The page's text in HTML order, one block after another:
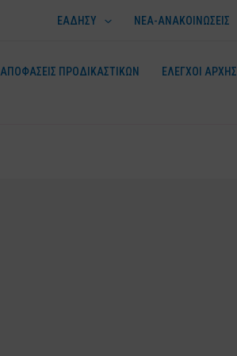
ΕΑΔΗΣΥ ΝΕΑ-ΑΝΑΚΟΙΝΩΣΕΙΣ
ΑΠΟΦΑΣΕΙΣ ΠΡΟΔΙΚΑΣΤΙΚΩΝ
ΕΛΕΓΧΟΙ ΑΡΧΗΣ